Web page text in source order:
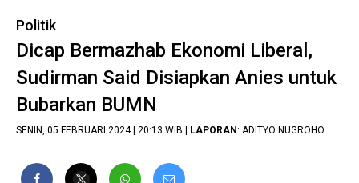
Politik
Dicap Bermazhab Ekonomi Liberal,
Sudirman Said Disiapkan Anies untuk
Bubarkan BUMN
SENIN, 05 FEBRUARI 2024 | 20:13 WIB | LAPORAN: ADITYO NUGROHO